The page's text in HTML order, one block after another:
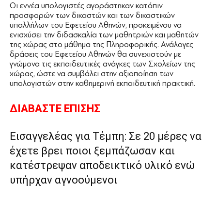
Οι εννέα υπολογιστές αγοράστηκαν κατόπιν
προσφορών των δικαστών και των δικαστικών
υπαλλήλων του Εφετείου Αθηνών, προκειμένου να
ενισχύσει την διδασκαλία των μαθητριών και μαθητών
της χώρας στο μάθημα της Πληροφορικής. Ανάλογες
δράσεις του Εφετείου Αθηνών θα συνεχιστούν με
γνώμονα τις εκπαιδευτικές ανάγκες των Σχολείων της
χώρας, ώστε να συμβάλει στην αξιοποίηση των
υπολογιστών στην καθημερινή εκπαιδευτική πρακτική.
ΔΙΑΒΑΣΤΕ ΕΠΙΣΗΣ
Εισαγγελέας για Τέμπη: Σε 20 μέρες να
έχετε βρει ποιοι ξεμπάζωσαν και
κατέστρεψαν αποδεικτικό υλικό ενώ
υπήρχαν αγνοούμενοι